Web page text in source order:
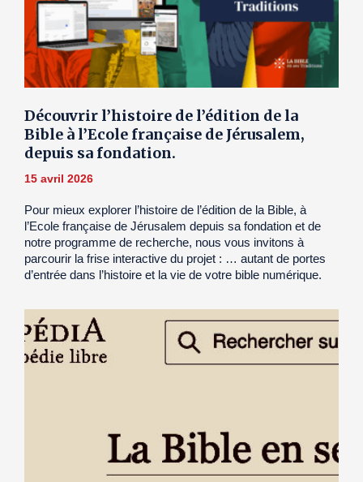
Découvrir l’histoire de l’édition de la
Bible à l’Ecole française de Jérusalem,
depuis sa fondation.
15 avril 2026
Pour mieux explorer l’histoire de l’édition de la Bible, à
l’Ecole française de Jérusalem depuis sa fondation et de
notre programme de recherche, nous vous invitons à
parcourir la frise interactive du projet : … autant de portes
d’entrée dans l’histoire et la vie de votre bible numérique.